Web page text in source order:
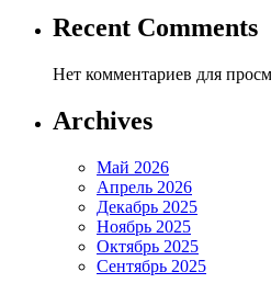
Recent Comments
Нет комментариев для
Archives
Май 2026
Апрель 2026
Декабрь 2025
Ноябрь 2025
Октябрь 2025
Сентябрь 2025